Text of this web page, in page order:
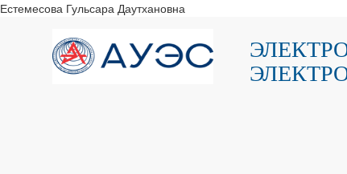
Естемесова Гульсара Даутхановна